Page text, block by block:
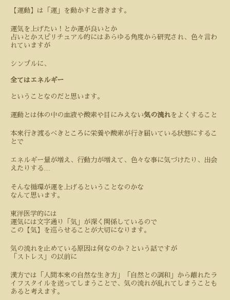
【運動】は「運」を動かすと書きます。
運気を上げたい！とか運が良いとか
占いとかスピリチュアル的にはあらゆる角度から研究され、色々言わ
れていますが
シンプルに、
全てはエネルギー
ということなのだと思います。
運動とは体の中の血液や酸素や目にみえない気の流れをよくすること
本来行き渡るべきところに栄養や酸素が行き届いている状態にするこ
とで
エネルギー量が増え、行動力が増えて、色々な事に気づけたり、出会
えたりする
そんな循環が運を上げるということなのかな
なんて思います。
東洋医学的には
運気には文字通り「気」が深く関係しているので
この【気】を巡らせることが大切になります。
気の流れを止めている原因は何なのか？という話ですが
「ストレス」の以前に
漢方では「人間本来の自然な生き方」「自然との調和」から離れたラ
イフスタイルを送ってしまうことで、気の流れが乱れてしまうことも
あると考えます。